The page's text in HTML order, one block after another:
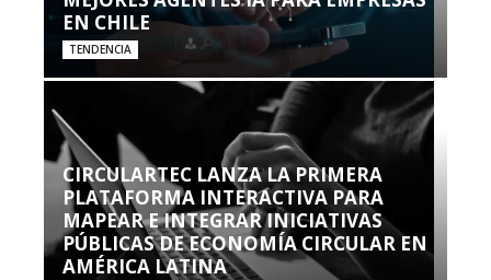
EN CHILE
TENDENCIA
CIRCULARTEC LANZA LA PRIMERA
PLATAFORMA INTERACTIVA PARA
MAPEAR E INTEGRAR INICIATIVAS
PÚBLICAS DE ECONOMÍA CIRCULAR EN
AMÉRICA LATINA